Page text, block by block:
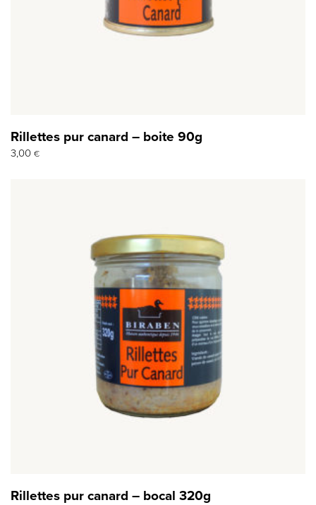
Rillettes pur canard – boite 90g
3,00 €
Rillettes pur canard – bocal 320g